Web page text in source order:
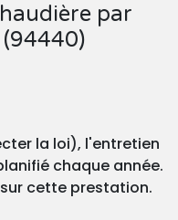
par
la loi), l'entretien
chaque année.
cette prestation.